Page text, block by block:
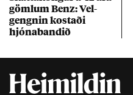
göml­um Benz: Vel­
gengn­in kostaði
hjóna­band­ið